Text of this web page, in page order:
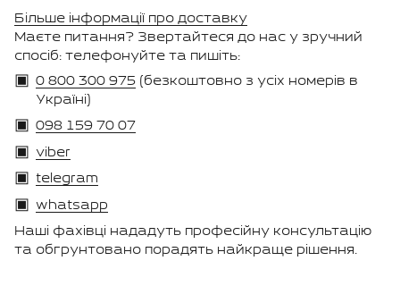
Більше інформації про доставку
Маєте питання? Звертайтеся до нас у зручний
спосіб: телефонуйте та пишіть:
0 800 300 975 (безкоштовно з усіх номерів в
Україні)
098 159 70 07
viber
telegram
whatsapp
Наші фахівці нададуть професійну консультацію
та обгрунтовано порадять найкраще рішення.